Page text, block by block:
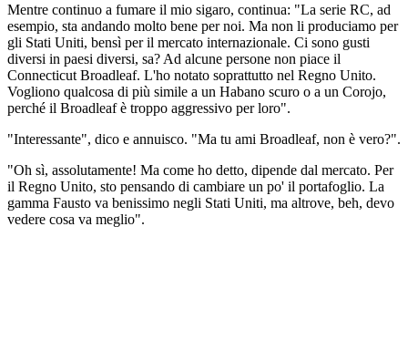
Mentre continuo a fumare il mio sigaro, continua: "La serie RC, ad
esempio, sta andando molto bene per noi. Ma non li produciamo per
gli Stati Uniti, bensì per il mercato internazionale. Ci sono gusti
diversi in paesi diversi, sa? Ad alcune persone non piace il
Connecticut Broadleaf. L'ho notato soprattutto nel Regno Unito.
Vogliono qualcosa di più simile a un Habano scuro o a un Corojo,
perché il Broadleaf è troppo aggressivo per loro".
"Interessante", dico e annuisco. "Ma tu ami Broadleaf, non è vero?".
"Oh sì, assolutamente! Ma come ho detto, dipende dal mercato. Per
il Regno Unito, sto pensando di cambiare un po' il portafoglio. La
gamma Fausto va benissimo negli Stati Uniti, ma altrove, beh, devo
vedere cosa va meglio".